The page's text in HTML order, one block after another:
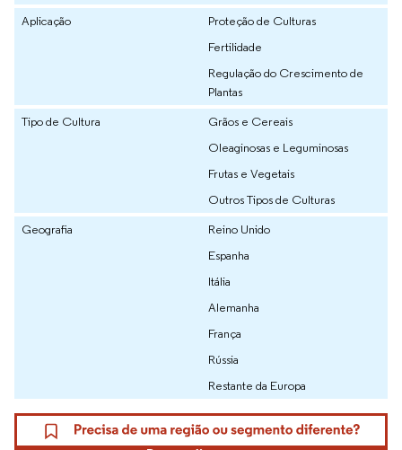
Aplicação
Proteção de Culturas
Fertilidade
Regulação do Crescimento de
Plantas
Tipo de Cultura
Grãos e Cereais
Oleaginosas e Leguminosas
Frutas e Vegetais
Outros Tipos de Culturas
Geografia
Reino Unido
Espanha
Itália
Alemanha
França
Rússia
Restante da Europa